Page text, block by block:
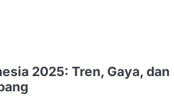
2025: Tren, Gaya, dan